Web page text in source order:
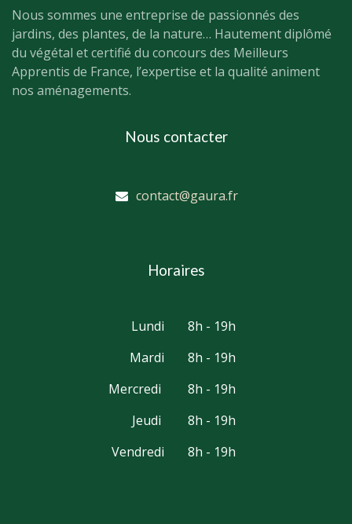
Nous sommes une entreprise de passionnés des
jardins, des plantes, de la nature… Hautement diplômé
du végétal et certifié du concours des Meilleurs
Apprentis de France, l’expertise et la qualité animent
nos aménagements.
Nous contacter
contact@gaura.fr
Horaires
Lundi
Mardi
Mercredi
Jeudi
Vendredi
8h - 19h
8h - 19h
8h - 19h
8h - 19h
8h - 19h